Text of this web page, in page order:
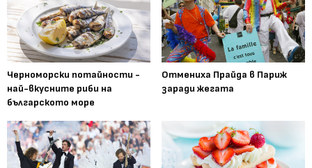
Черноморски потайности -
най-вкусните риби на
българското море
Отмениха Прайда в Париж
заради жегата